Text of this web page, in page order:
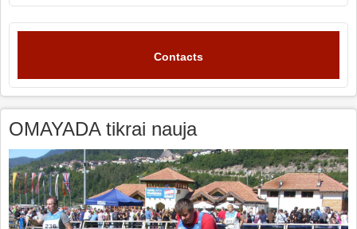
Contacts
OMAYADA tikrai nauja